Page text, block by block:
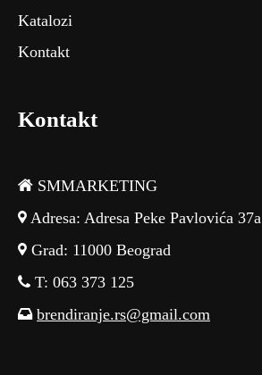
Katalozi
Kontakt
Kontakt
SMMARKETING
Adresa: Adresa Peke Pavlovića 37a
Grad: 11000 Beograd
T: 063 373 125
brendiranje.rs@gmail.com